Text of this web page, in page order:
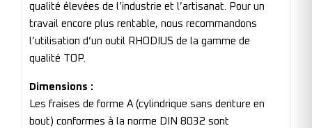
qualité élevées de l’industrie et l’artisanat. Pour un
travail encore plus rentable, nous recommandons
l’utilisation d’un outil RHODIUS de la gamme de
qualité TOP.
Dimensions :
Les fraises de forme A (cylindrique sans denture en
bout) conformes à la norme DIN 8032 sont